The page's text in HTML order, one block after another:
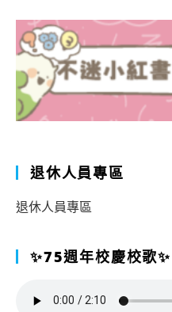
退休人員專區
退休人員專區
✨75週年校慶校歌✨